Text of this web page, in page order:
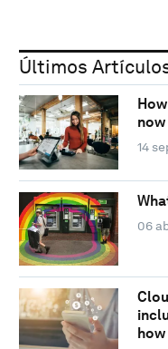
Últimos
14
06
how